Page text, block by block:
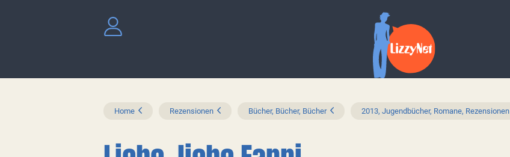
Home Rezensionen Bücher, Bücher, Bücher 2013, Jugendbücher, Romane, Rezensionen